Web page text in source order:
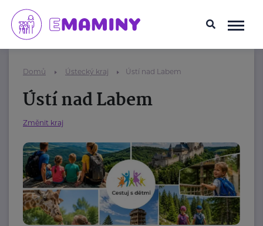
Domů Ústecký kraj Ústí nad Labem
Ústí nad Labem
Změnit kraj